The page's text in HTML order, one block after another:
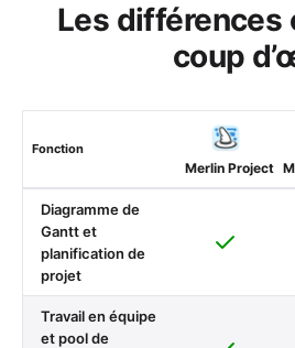
Les différences
coup
Fonction
Merlin Project
Diagramme de
Gantt et
planification de
projet
Travail en équipe
et pool de